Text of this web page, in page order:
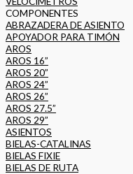
COMPONENTES
ABRAZADERA DE ASIENTO
APOYADOR PARA TIMÓN
AROS
AROS 16”
AROS 20”
AROS 24”
AROS 26”
AROS 27.5”
AROS 29”
ASIENTOS
BIELAS-CATALINAS
BIELAS FIXIE
BIELAS DE RUTA